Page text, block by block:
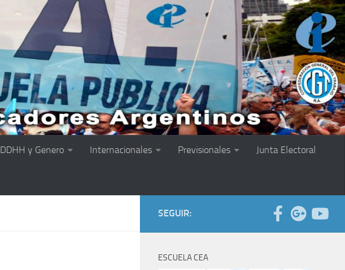
DDHH y Genero Internacionales Previsionales Junta Electoral
SEGUIR:
ESCUELA CEA